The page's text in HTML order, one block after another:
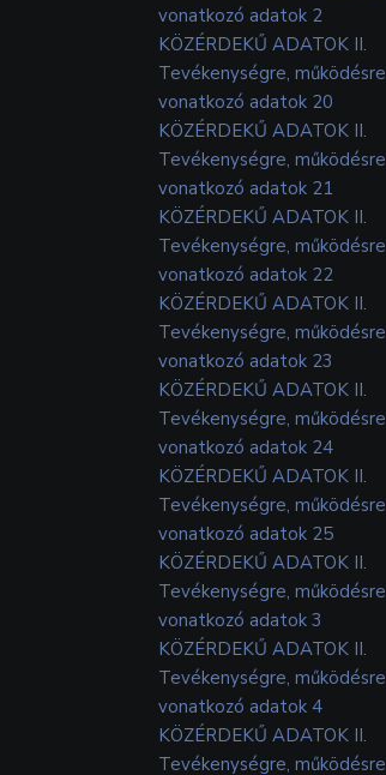
vonatkozó adatok 2
KÖZÉRDEKŰ ADATOK II.
Tevékenységre, működésre
vonatkozó adatok 20
KÖZÉRDEKŰ ADATOK II.
Tevékenységre, működésre
vonatkozó adatok 21
KÖZÉRDEKŰ ADATOK II.
Tevékenységre, működésre
vonatkozó adatok 22
KÖZÉRDEKŰ ADATOK II.
Tevékenységre, működésre
vonatkozó adatok 23
KÖZÉRDEKŰ ADATOK II.
Tevékenységre, működésre
vonatkozó adatok 24
KÖZÉRDEKŰ ADATOK II.
Tevékenységre, működésre
vonatkozó adatok 25
KÖZÉRDEKŰ ADATOK II.
Tevékenységre, működésre
vonatkozó adatok 3
KÖZÉRDEKŰ ADATOK II.
Tevékenységre, működésre
vonatkozó adatok 4
KÖZÉRDEKŰ ADATOK II.
Tevékenységre, működésre